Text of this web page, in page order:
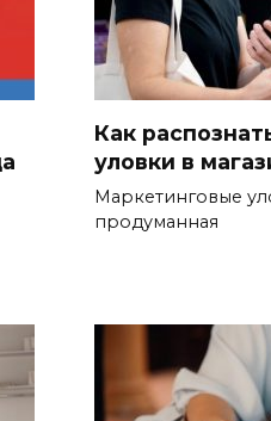
Как
уловки в
Маркетинговые
продуманная